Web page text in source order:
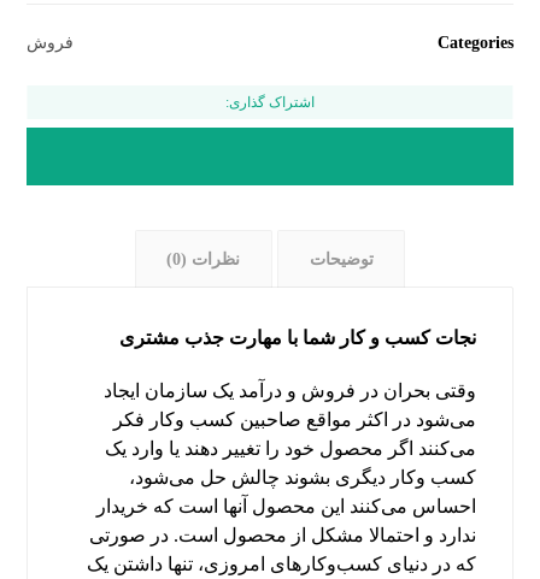
Categories فروش
توضیحات نظرات (0)
نجات کسب و کار شما با مهارت جذب مشتری
وقتی بحران در فروش و درآمد یک سازمان ایجاد
می‌شود در اکثر مواقع صاحبین کسب وکار فکر
می‌کنند اگر محصول خود را تغییر دهند یا وارد یک
کسب وکار دیگری بشوند چالش حل می‌شود،
احساس می‌کنند این محصول آنها است که خریدار
ندارد و احتمالا مشکل از محصول است. در صورتی
که در دنیای کسب‌وکارهای امروزی، تنها داشتن یک